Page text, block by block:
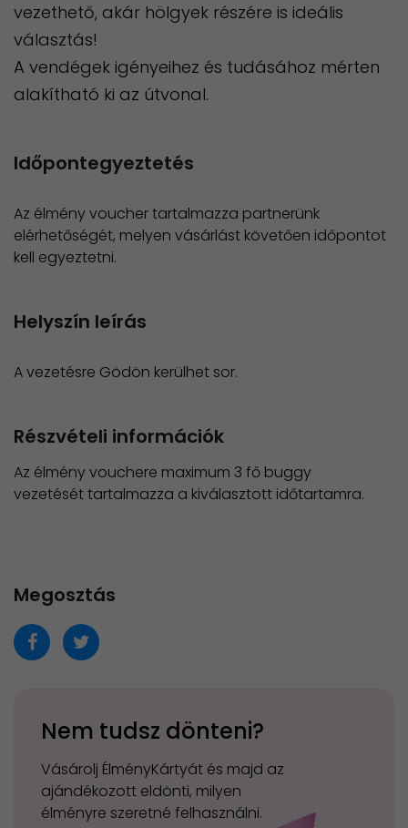
vezethető, akár hölgyek részére is ideális
választás!
A vendégek igényeihez és tudásához mérten
alakítható ki az útvonal.
Időpontegyeztetés
Az élmény voucher tartalmazza partnerünk
elérhetőségét, melyen vásárlást követően időpontot
kell egyeztetni.
Helyszín leírás
A vezetésre Gödön kerülhet sor.
Részvételi információk
Az élmény vouchere maximum 3 fő buggy
vezetését tartalmazza a kiválasztott időtartamra.
Megosztás
Nem tudsz dönteni?
Vásárolj ÉlményKártyát és majd az
ajándékozott eldönti, milyen
élményre szeretné felhasználni.